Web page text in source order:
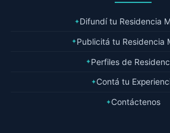
✦Difundí tu Residencia
✦Publicitá tu Residencia
✦Perfiles de
✦Contá tu
✦Contáctenos